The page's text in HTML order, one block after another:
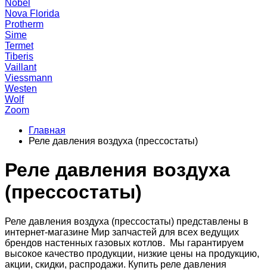
Nobel
Nova Florida
Protherm
Sime
Termet
Tiberis
Vaillant
Viessmann
Westen
Wolf
Zoom
Главная
Реле давления воздуха (прессостаты)
Реле давления воздуха
(прессостаты)
Реле давления воздуха (прессостаты) представлены в
интернет-магазине Мир запчастей для всех ведущих
брендов настенных газовых котлов. Мы гарантируем
высокое качество продукции, низкие цены на продукцию,
акции, скидки, распродажи. Купить реле давления